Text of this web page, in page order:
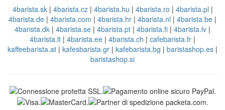
4barista.sk| 4barista.cz| 4barista.hu | 4barista.ro | 4barista.pl |
4barista.de | 4barista.com | 4barista.hr | 4barista.nl | 4barista.be |
4barista.dk | 4barista.se | 4barista.pt | 4barista.fi | 4barista.lv |
4barista.lt | 4barista.ee | 4barista.ch | cafebarista.fr |
kaffeebarista.at | kafesbarista.gr | kafebarista.bg | baristashop.es |
baristashop.si